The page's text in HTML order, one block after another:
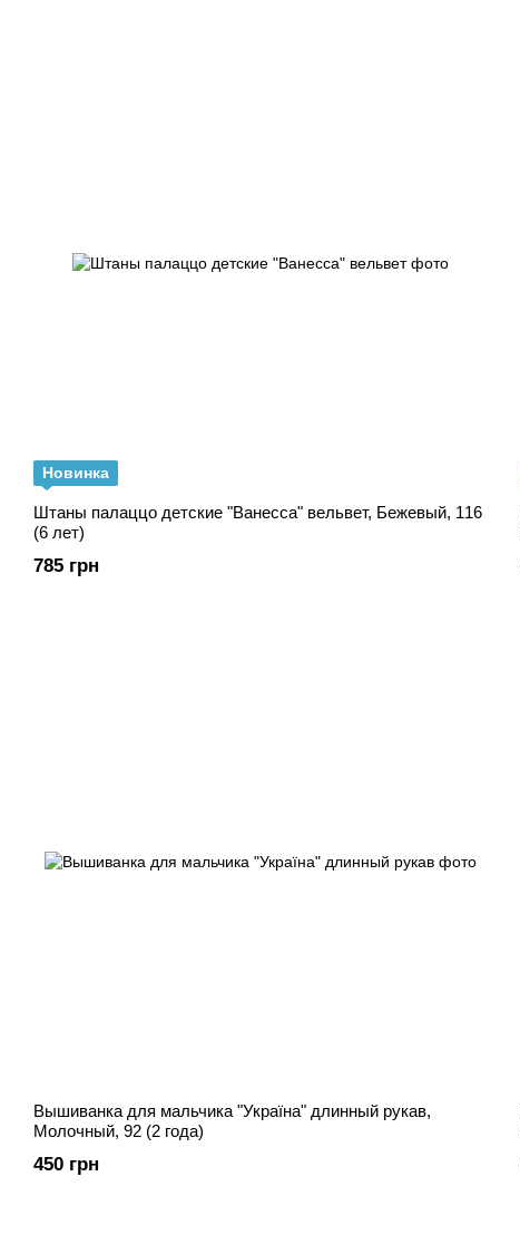
Новинка
Штаны палаццо детские "Ванесса" вельвет, Бежевый, 116
(6 лет)
785 грн
Вышиванка для мальчика "Україна" длинный рукав,
Молочный, 92 (2 года)
450 грн